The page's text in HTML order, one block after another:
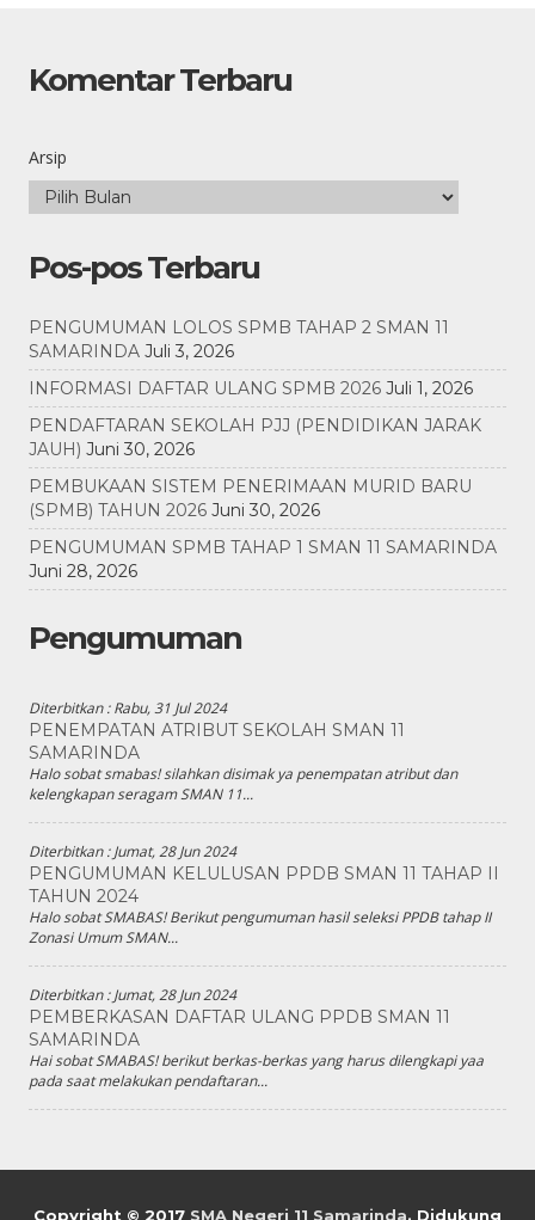
Komentar Terbaru
Arsip
Pos-pos Terbaru
PENGUMUMAN LOLOS SPMB TAHAP 2 SMAN 11
SAMARINDA Juli 3, 2026
INFORMASI DAFTAR ULANG SPMB 2026 Juli 1, 2026
PENDAFTARAN SEKOLAH PJJ (PENDIDIKAN JARAK
JAUH) Juni 30, 2026
PEMBUKAAN SISTEM PENERIMAAN MURID BARU
(SPMB) TAHUN 2026 Juni 30, 2026
PENGUMUMAN SPMB TAHAP 1 SMAN 11 SAMARINDA
Juni 28, 2026
Pengumuman
Diterbitkan :Rabu, 31 Jul 2024
PENEMPATAN ATRIBUT SEKOLAH SMAN 11
SAMARINDA
Halo sobat smabas! silahkan disimak ya penempatan atribut dan
kelengkapan seragam SMAN 11...
Diterbitkan :Jumat, 28 Jun 2024
PENGUMUMAN KELULUSAN PPDB SMAN 11 TAHAP II
TAHUN 2024
Halo sobat SMABAS! Berikut pengumuman hasil seleksi PPDB tahap II
Zonasi Umum SMAN...
Diterbitkan :Jumat, 28 Jun 2024
PEMBERKASAN DAFTAR ULANG PPDB SMAN 11
SAMARINDA
Hai sobat SMABAS! berikut berkas-berkas yang harus dilengkapi yaa
pada saat melakukan pendaftaran...
Copyright © 2017 SMA Negeri 11 Samarinda. Didukung